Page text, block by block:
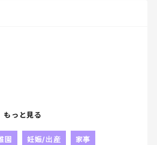
息子に話したら
速園に連絡。
もっと見る
園 妊娠/出産 家事